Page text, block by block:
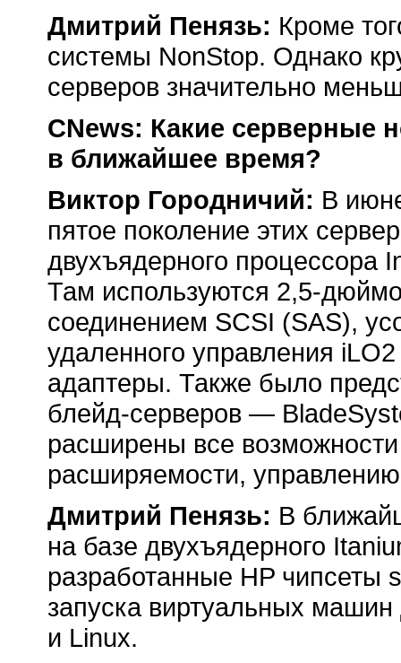
Дмитрий Пенязь: Кроме
системы NonStop. Однако
серверов значительно
CNews: Какие серверные
в ближайшее время?
Виктор Городничий: В
пятое поколение этих
двухъядерного процессора
Там используются 2,5-
соединением SCSI (SAS),
удаленного управления
адаптеры. Также было
блейд-серверов —
расширены все
расширяемости,
Дмитрий Пенязь: В
на базе двухъядерного
разработанные HP чипсеты
запуска виртуальных
и Linux.